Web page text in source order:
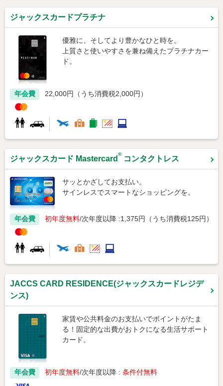
ジャックスカードプラチナ
優雅に、そしてより豊かなひと時を。
上質さと使いやすさを兼ね備えたプラチナカー
ド。
年会費 22,000円（うち消費税2,000円）
ジャックスカード Mastercard
®
コンタクトレス
サッとかざしてお支払い。
サインレスでスマートなショッピングを。
年会費 初年度無料 次年度以降 :1,375円（うち消費税125円）
JACCS CARD RESIDENCE(ジャックスカードレジデ
ンス)
家賃や公共料金のお支払いでポイントがたま
る！固定的な出費がおトクになる生活サポート
カード。
年会費 初年度無料 次年度以降 : 条件付無料